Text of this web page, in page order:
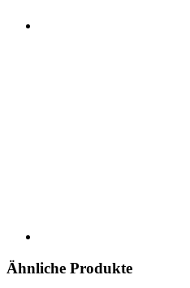
Ähnliche Produkte